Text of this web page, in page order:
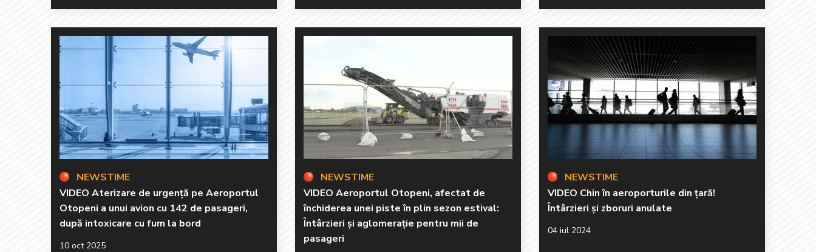
NEWSTIME
VIDEO Aterizare de urgență pe Aeroportul
Otopeni a unui avion cu 142 de pasageri,
după intoxicare cu fum la bord
10 oct 2025
NEWSTIME
VIDEO Aeroportul Otopeni, afectat de
închiderea unei piste în plin sezon estival:
Întârzieri și aglomerație pentru mii de
pasageri
NEWSTIME
VIDEO Chin în aeroporturile din țară!
Întârzieri și zboruri anulate
04 iul 2024